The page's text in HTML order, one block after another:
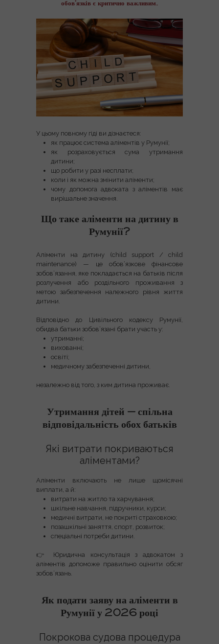
обов’язків є критично важливим.
У цьому повному гіді ви дізнаєтеся:
як працює система аліментів у Румунії;
як розраховується сума утримання
дитини;
що робити у разі несплати;
коли і як можна змінити аліменти;
чому допомога адвоката з аліментів має
вирішальне значення.
Що таке аліменти на дитину в
Румунії?
Аліменти на дитину (child support / child
maintenance) — це обов’язкове фінансове
зобов’язання, яке покладається на батьків після
розлучення або роздільного проживання з
метою забезпечення належного рівня життя
дитини.
Відповідно до Цивільного кодексу Румунії,
обидва батьки зобов’язані брати участь у:
утриманні;
вихованні;
освіті;
медичному забезпеченні дитини,
незалежно від того, з ким дитина проживає.
Утримання дітей — спільна
відповідальність обох батьків
Які витрати покриваються
аліментами?
Аліменти включають не лише щомісячні
виплати, а й:
витрати на житло та харчування;
шкільне навчання, підручники, курси;
медичні витрати, не покриті страховкою;
позашкільні заняття, спорт, розвиток;
спеціальні потреби дитини.
👉 Юридична консультація з адвокатом з
аліментів допоможе правильно оцінити обсяг
зобов’язань.
Як подати заяву на аліменти в
Румунії у 2026 році
Покрокова судова процедура